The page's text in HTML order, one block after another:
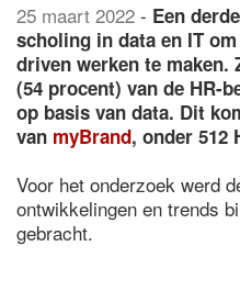
25 maart 2022 - Een
scholing in data en IT
driven werken te maken.
(54 procent) van de HR-
op basis van data. Dit
van myBrand, onder 512
Voor het onderzoek werd
ontwikkelingen en trends
gebracht.